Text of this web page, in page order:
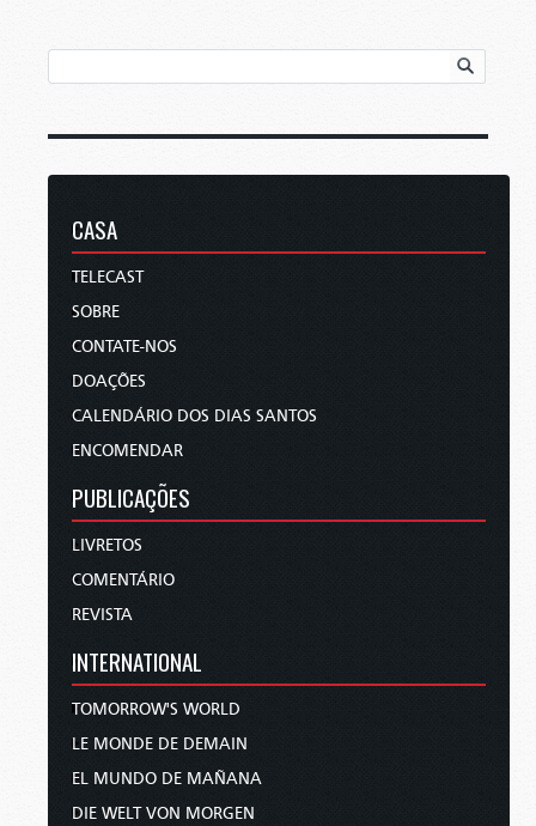
CASA
TELECAST
SOBRE
CONTATE-NOS
DOAÇÕES
CALENDÁRIO DOS DIAS SANTOS
ENCOMENDAR
PUBLICAÇÕES
LIVRETOS
COMENTÁRIO
REVISTA
INTERNATIONAL
TOMORROW'S WORLD
LE MONDE DE DEMAIN
EL MUNDO DE MAÑANA
DIE WELT VON MORGEN